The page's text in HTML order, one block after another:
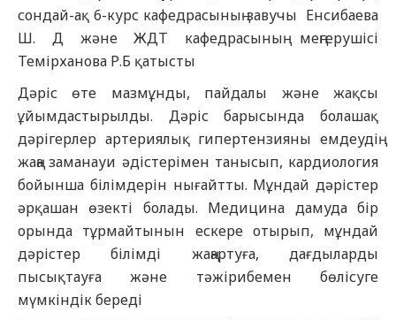
сондай-ақ 6-курс кафедрасының завучы Енсибаева
Ш. Д және ЖДТ кафедрасының меңгерушісі
Темірханова Р.Б қатысты
Дәріс өте мазмұнды, пайдалы және жақсы
ұйымдастырылды. Дәріс барысында болашақ
дәрігерлер артериялық гипертензияны емдеудің
жаңа заманауи әдістерімен танысып, кардиология
бойынша білімдерін нығайтты. Мұндай дәрістер
әрқашан өзекті болады. Медицина дамуда бір
орында тұрмайтынын ескере отырып, мұндай
дәрістер білімді жаңартуға, дағдыларды
пысықтауға және тәжірибемен бөлісуге
мүмкіндік береді